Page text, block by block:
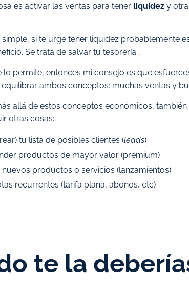
es activar las ventas para tener liquidez y
si te urge tener liquidez probablemente
Se trata de salvar tu tesorería…
lo permite, entonces mi consejo es que
ambos conceptos: muchas ventas y
allá de estos conceptos económicos,
otras cosas:
tu lista de posibles clientes (leads)
productos de mayor valor (premium)
productos o servicios (lanzamientos)
recurrentes (tarifa plana, abonos, etc)
te la